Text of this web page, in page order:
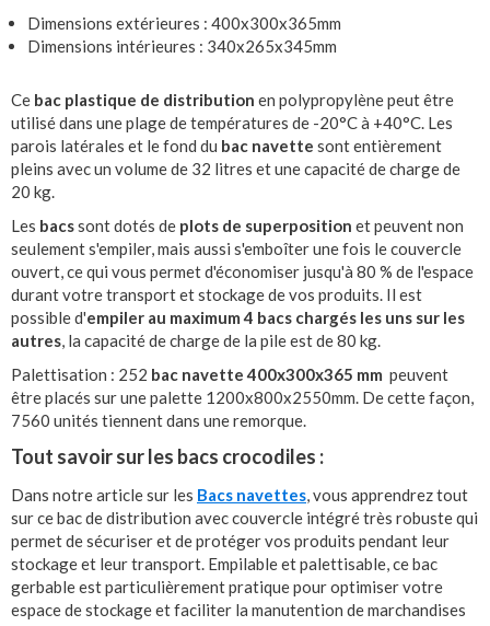
Dimensions extérieures : 400x300x365mm
Dimensions intérieures : 340x265x345mm
Ce bac plastique de distribution en polypropylène peut être
utilisé dans une plage de températures de -20°C à +40°C. Les
parois latérales et le fond du bac navette sont entièrement
pleins avec un volume de 32 litres et une capacité de charge de
20 kg.
Les bacssont dotés de plots de superposition et peuvent non
seulement s'empiler, mais aussi s'emboîter une fois le couvercle
ouvert, ce qui vous permet d'économiser jusqu'à 80 % de l'espace
durant votre transport et stockage de vos produits. Il est
possible d'empiler au maximum 4 bacs chargés les uns sur les
autres, la capacité de charge de la pile est de 80 kg.
Palettisation : 252 bac navette 400x300x365 mm peuvent
être placés sur une palette 1200x800x2550mm. De cette façon,
7560 unités tiennent dans une remorque.
Tout savoir sur les bacs crocodiles :
Dans notre article sur les Bacs navettes, vous apprendrez tout
sur ce bac de distribution avec couvercle intégré très robuste qui
permet de sécuriser et de protéger vos produits pendant leur
stockage et leur transport. Empilable et palettisable, ce bac
gerbable est particulièrement pratique pour optimiser votre
espace de stockage et faciliter la manutention de marchandises